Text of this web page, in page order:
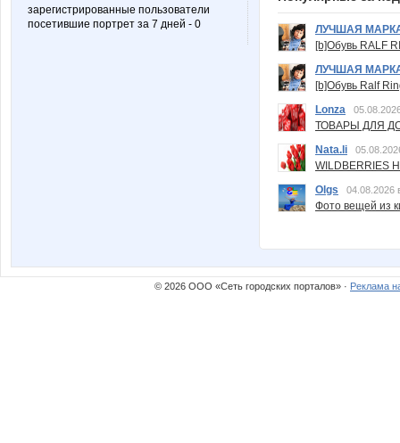
зарегистрированные пользователи
посетившие портрет за 7 дней - 0
ЛУЧШАЯ
[b]Обувь RALF
ЛУЧШАЯ
[b]Обувь Ralf
Lonza
ТОВАРЫ ДЛЯ
Nata.li
Olgs
04.08.2026
Фото вещей из
© 2026 ООО «Сеть городских порталов» · Реклама